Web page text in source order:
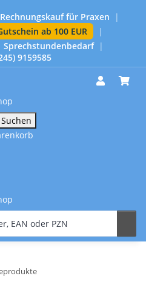
Rechnungskauf für Praxen
|
ab 100 EUR
|
Sprechstundenbedarf
|
9159585
Suchen